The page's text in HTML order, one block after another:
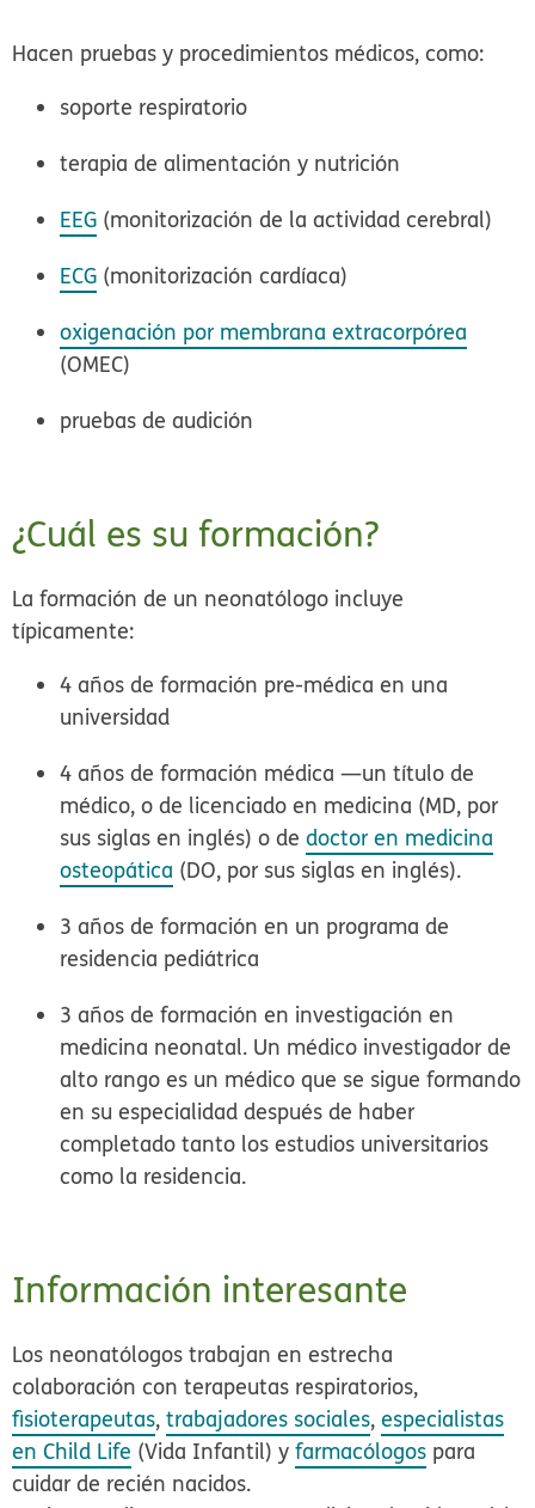
Hacen pruebas y procedimientos médicos, como:
soporte respiratorio
terapia de alimentación y nutrición
EEG (monitorización de la actividad cerebral)
ECG (monitorización cardíaca)
oxigenación por membrana extracorpórea
(OMEC)
pruebas de audición
¿Cuál es su formación?
La formación de un neonatólogo incluye
típicamente:
4 años de formación pre-médica en una
universidad
4 años de formación médica —un título de
médico, o de licenciado en medicina (MD, por
sus siglas en inglés) o dedoctor en medicina
osteopática (DO, por sus siglas en inglés).
3 años de formación en un programa de
residencia pediátrica
3 años de formación en investigación en
medicina neonatal. Un médico investigador de
alto rango es un médico que se sigue formando
en su especialidad después de haber
completado tanto los estudios universitarios
como la residencia.
Información interesante
Los neonatólogos trabajan en estrecha
colaboración con terapeutas respiratorios,
fisioterapeutas,trabajadores sociales,especialistas
en Child Life (Vida Infantil) yfarmacólogos para
cuidar de recién nacidos.